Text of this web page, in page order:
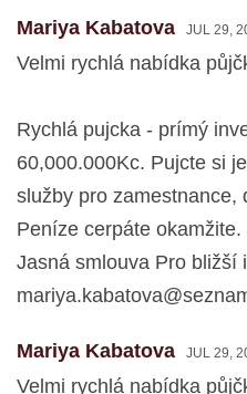
Mariya Kabatova JUL 29,
Velmi rychlá nabídka
Rychlá pujcka - prímý
60,000.000Kc. Pujcte si
služby pro zamestnance,
Peníze cerpáte
Jasná smlouva Pro bližší
Mariya Kabatova JUL 29,
Velmi rychlá nabídka